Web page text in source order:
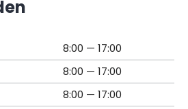
8:00 — 17:00
8:00 — 17:00
8:00 — 17:00